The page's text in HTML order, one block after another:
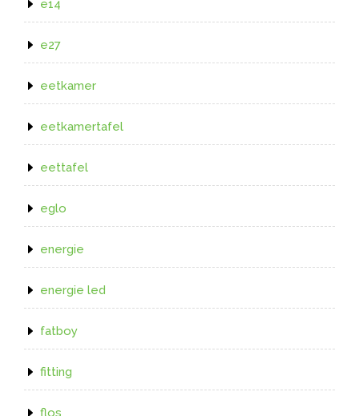
e14
e27
eetkamer
eetkamertafel
eettafel
eglo
energie
energie led
fatboy
fitting
flos